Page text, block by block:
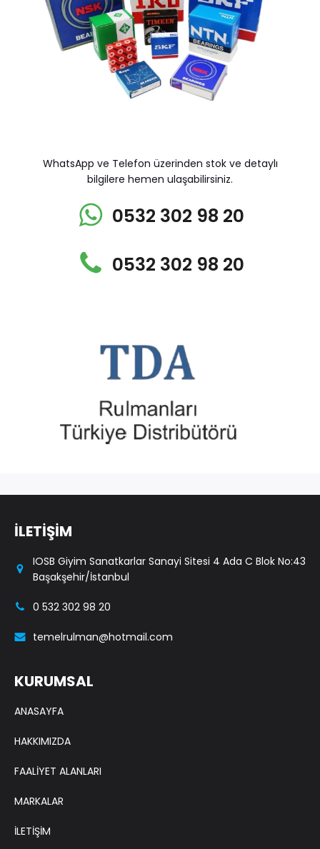
WhatsApp ve Telefon üzerinden stok ve detaylı
bilgilere hemen ulaşabilirsiniz.
0532 302 98 20
0532 302 98 20
İLETİŞİM
IOSB Giyim Sanatkarlar Sanayi Sitesi 4 Ada C Blok No:43
Başakşehir/İstanbul
0 532 302 98 20
temelrulman@hotmail.com
KURUMSAL
ANASAYFA
HAKKIMIZDA
FAALİYET ALANLARI
MARKALAR
İLETİŞİM